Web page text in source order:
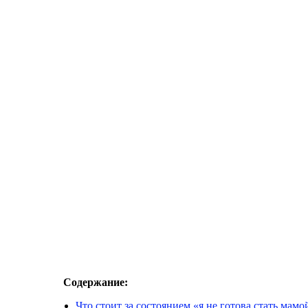
Содержание:
Что стоит за состоянием «я не готова стать